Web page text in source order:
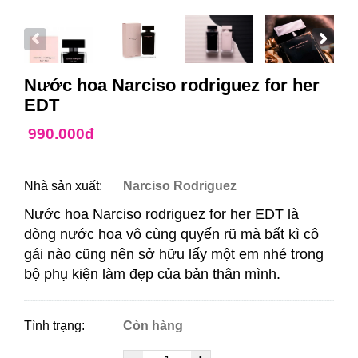
Nước hoa Narciso rodriguez for her
EDT
990.000đ
Nhà sản xuất: Narciso Rodriguez
Nước hoa Narciso rodriguez for her EDT là
dòng nước hoa vô cùng quyến rũ mà bất kì cô
gái nào cũng nên sở hữu lấy một em nhé trong
bộ phụ kiện làm đẹp của bản thân mình.
Tình trạng: Còn hàng